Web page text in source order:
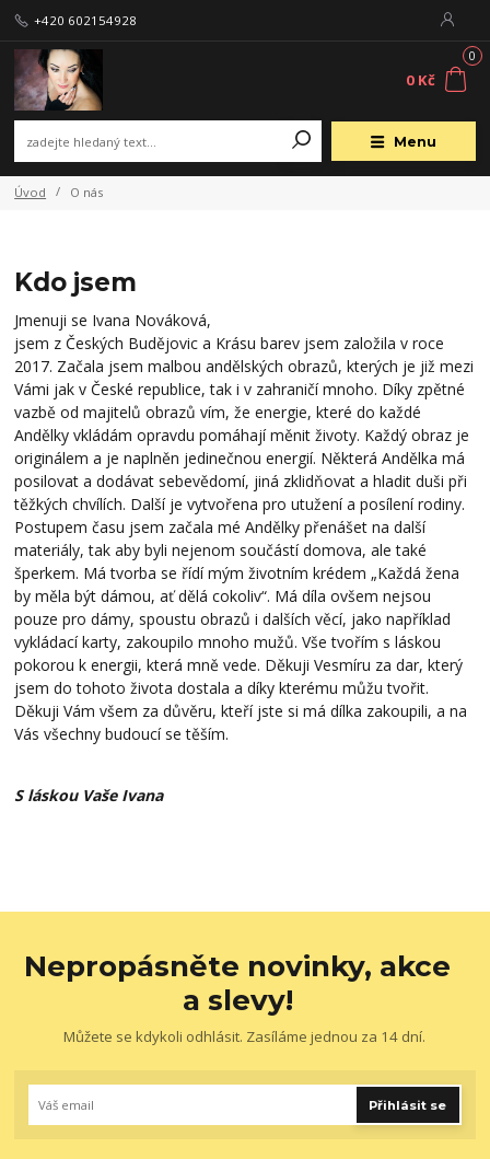
Menu
+420 602154928
0
0 Kč
Úvod O nás
Kdo jsem
Jmenuji se Ivana Nováková,
jsem z Českých Budějovic a Krásu barev jsem založila v roce
2017. Začala jsem malbou andělských obrazů, kterých je již mezi
Vámi jak v České republice, tak i v zahraničí mnoho. Díky zpětné
vazbě od majitelů obrazů vím, že energie, které do každé
Andělky vkládám opravdu pomáhají měnit životy. Každý obraz je
originálem a je naplněn jedinečnou energií. Některá Andělka má
posilovat a dodávat sebevědomí, jiná zklidňovat a hladit duši při
těžkých chvílích. Další je vytvořena pro utužení a posílení rodiny.
Postupem času jsem začala mé Andělky přenášet na další
materiály, tak aby byli nejenom součástí domova, ale také
šperkem. Má tvorba se řídí mým životním krédem „Každá žena
by měla být dámou, ať dělá cokoliv“. Má díla ovšem nejsou
pouze pro dámy, spoustu obrazů i dalších věcí, jako například
vykládací karty, zakoupilo mnoho mužů. Vše tvořím s láskou
pokorou k energii, která mně vede. Děkuji Vesmíru za dar, který
jsem do tohoto života dostala a díky kterému můžu tvořit.
Děkuji Vám všem za důvěru, kteří jste si má dílka zakoupili, a na
Vás všechny budoucí se těším.
S láskou Vaše Ivana
Nepropásněte novinky, akce
a slevy!
Můžete se kdykoli odhlásit. Zasíláme jednou za 14 dní.
Přihlásit se